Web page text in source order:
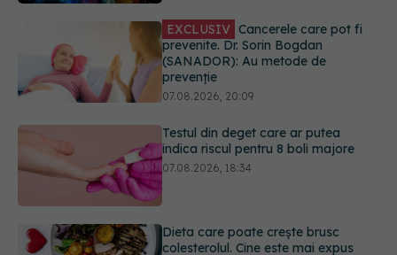
07.08.2026, 20:09
Testul din deget care ar putea
indica riscul pentru 8 boli majore
07.08.2026, 18:34
Dieta care poate crește brusc
colesterolul. Cine este mai expus